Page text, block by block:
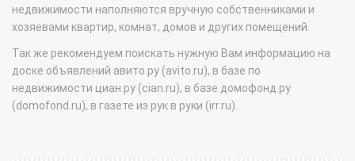
недвижимости наполняются вручную собственниками и
хозяевами квартир, комнат, домов и других помещений.
Так же рекомендуем поискать нужную Вам информацию на
доске объявлений авито.ру (avito.ru), в базе по
недвижимости циан.ру (cian.ru), в базе домофонд.ру
(domofond.ru), в газете из рук в руки (irr.ru).